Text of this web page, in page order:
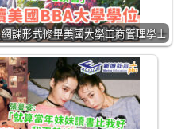
課形式修畢美國大學工商管理學士